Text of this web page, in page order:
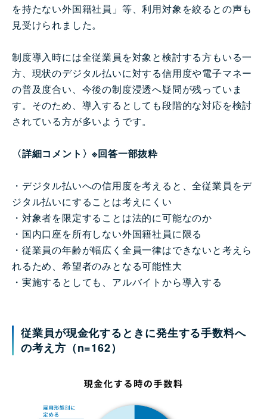
を持たない外国籍社員」等、利用対象を絞るとの声も
見受けられました。
制度導入時には全従業員を対象と検討する方もいる一
方、現状のデジタル払いに対する信用度や電子マネー
の普及度合い、今後の制度浸透へ疑問が残っていま
す。そのため、導入するとしても段階的な対応を検討
されている方が多いようです。
〈詳細コメント〉※回答一部抜粋
・デジタル払いへの信用度を考えると、全従業員をデ
ジタル払いにすることは考えにくい
・対象者を限定することは法的に可能なのか
・国内口座を所有しない外国籍社員に限る
・従業員の年齢が幅広く全員一律はできないと考えら
れるため、希望者のみとなる可能性大
・実施するとしても、アルバイトから導入する
従業員が現金化するときに発生する手数料へ
の考え方（n=162）